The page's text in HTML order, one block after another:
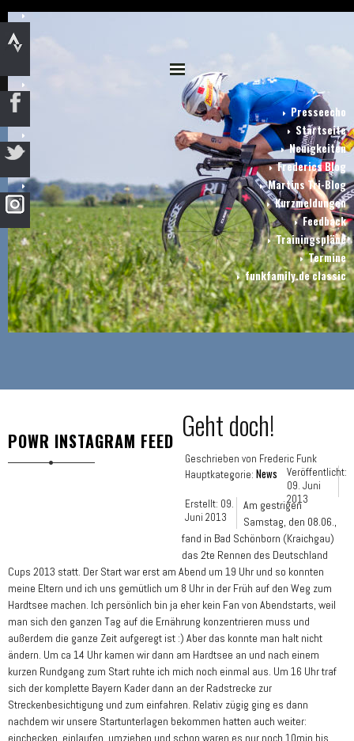
Presseecho
Startseite
Neuigkeiten
Frederics Blog
Martins Tri-Blog
Kurzmeldungen
Feedback
Trainingspläne
Termine
funkfamily.de classic
POWR INSTAGRAM FEED Geht doch!
Geschrieben von Frederic Funk
Hauptkategorie: News
Veröffentlicht:
09. Juni
2013
Erstellt: 09.
Juni 2013
Am gestrigen
Samstag, den 08.06.,
fand in Bad Schönborn (Kraichgau)
das 2te Rennen des Deutschland
Cups 2013 statt. Der Start war erst am Abend um 19 Uhr und so konnten
meine Eltern und ich uns gemütlich um 8 Uhr in der Früh auf den Weg zum
Hardtsee machen. Ich persönlich bin ja eher kein Fan von Abendstarts, weil
man sich den ganzen Tag auf die Ernährung konzentrieren muss und
außerdem die ganze Zeit aufgeregt ist :) Aber das konnte man halt nicht
ändern. Um ca 14 Uhr kamen wir dann am Hardtsee an und nach einem
kurzen Rundgang zum Start ruhte ich mich noch einmal aus. Um 16 Uhr traf
sich der komplette Bayern Kader dann an der Radstrecke zur
Streckenbesichtigung und zum einfahren. Relativ zügig ging es dann
nachdem wir unsere Startunterlagen bekommen hatten auch weiter:
einchecken, einlaufen, umziehen und schon waren es nur noch 10min bis